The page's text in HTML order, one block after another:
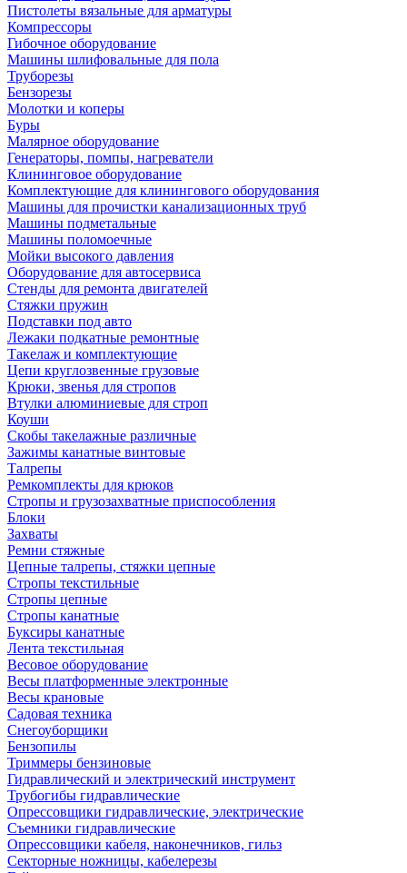
Пистолеты вязальные для арматуры
Компрессоры
Гибочное оборудование
Машины шлифовальные для пола
Труборезы
Бензорезы
Молотки и коперы
Буры
Малярное оборудование
Генераторы, помпы, нагреватели
Клининговое оборудование
Комплектующие для клинингового оборудования
Машины для прочистки канализационных труб
Машины подметальные
Машины поломоечные
Мойки высокого давления
Оборудование для автосервиса
Стенды для ремонта двигателей
Стяжки пружин
Подставки под авто
Лежаки подкатные ремонтные
Такелаж и комплектующие
Цепи круглозвенные грузовые
Крюки, звенья для стропов
Втулки алюминиевые для строп
Коуши
Скобы такелажные различные
Зажимы канатные винтовые
Талрепы
Ремкомплекты для крюков
Стропы и грузозахватные приспособления
Блоки
Захваты
Ремни стяжные
Цепные талрепы, стяжки цепные
Стропы текстильные
Стропы цепные
Стропы канатные
Буксиры канатные
Лента текстильная
Весовое оборудование
Весы платформенные электронные
Весы крановые
Садовая техника
Снегоуборщики
Бензопилы
Триммеры бензиновые
Гидравлический и электрический инструмент
Трубогибы гидравлические
Опрессовщики гидравлические, электрические
Съемники гидравлические
Опрессовщики кабеля, наконечников, гильз
Секторные ножницы, кабелерезы